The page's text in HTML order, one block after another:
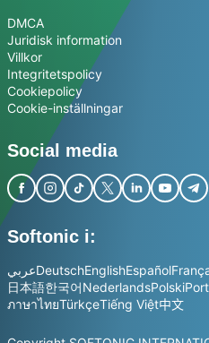
DMCA
Juridisk information
Villkor
Integritetspolicy
Cookiepolicy
Cookie-inställningar
Social media
Softonic i:
عربيDeutschEnglishEspañol
日本語한국어NederlandsPolski
ภาษาไทยTürkçeTiếng Việt中文